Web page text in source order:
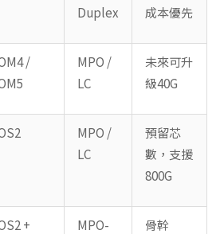
Duplex
成本優先
/
MPO /
LC
未來可升
級40G
MPO /
LC
預留芯
數，支援
800G
+
MPO-
骨幹